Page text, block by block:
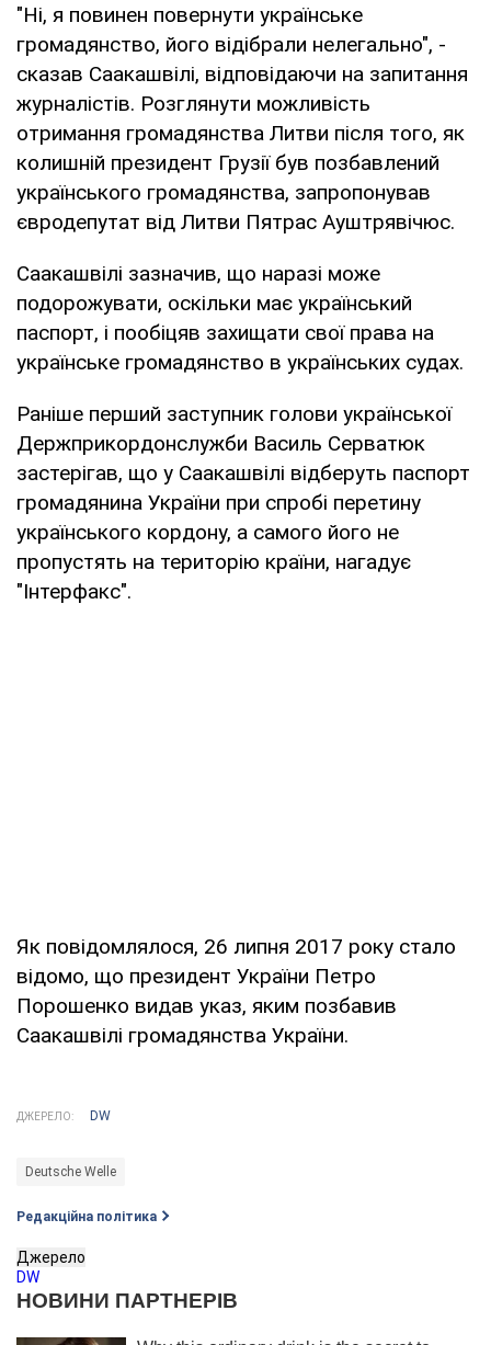
"Ні, я повинен повернути українське
громадянство, його відібрали нелегально", -
сказав Саакашвілі, відповідаючи на запитання
журналістів. Розглянути можливість
отримання громадянства Литви після того, як
колишній президент Грузії був позбавлений
українського громадянства, запропонував
євродепутат від Литви Пятрас Ауштрявічюс.
Саакашвілі зазначив, що наразі може
подорожувати, оскільки має український
паспорт, і пообіцяв захищати свої права на
українське громадянство в українських судах.
Раніше перший заступник голови української
Держприкордонслужби Василь Серватюк
застерігав, що у Саакашвілі відберуть паспорт
громадянина України при спробі перетину
українського кордону, а самого його не
пропустять на територію країни, нагадує
"Інтерфакс".
Як повідомлялося, 26 липня 2017 року стало
відомо, що президент України Петро
Порошенко видав указ, яким позбавив
Саакашвілі громадянства України.
ДЖЕРЕЛО: DW
Deutsche Welle
Редакційна політика
Джерело
DW